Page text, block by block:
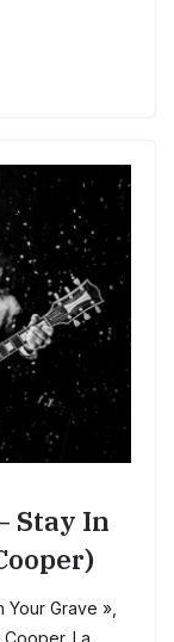
Stay In
Grave »,